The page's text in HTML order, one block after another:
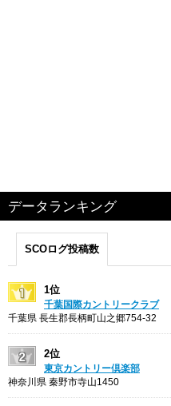
データランキング
SCOログ投稿数
1位
千葉国際カントリークラブ
千葉県 長生郡長柄町山之郷754-32
2位
東京カントリー倶楽部
神奈川県 秦野市寺山1450